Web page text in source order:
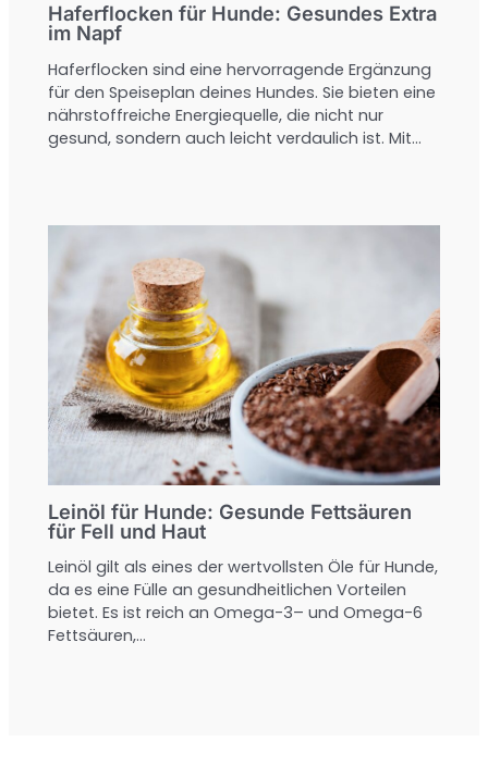
Haferflocken für Hunde: Gesundes Extra
im Napf
Haferflocken sind eine hervorragende Ergänzung
für den Speiseplan deines Hundes. Sie bieten eine
nährstoffreiche Energiequelle, die nicht nur
gesund, sondern auch leicht verdaulich ist. Mit…
Leinöl für Hunde: Gesunde Fettsäuren
für Fell und Haut
Leinöl gilt als eines der wertvollsten Öle für Hunde,
da es eine Fülle an gesundheitlichen Vorteilen
bietet. Es ist reich an Omega-3– und Omega-6
Fettsäuren,…